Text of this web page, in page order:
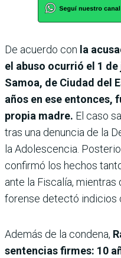
De acuerdo con la
el abuso ocurrió el 1
Samoa, de Ciudad del
años en ese entonces,
propia madre. El caso
tras una denuncia de la
la Adolescencia.
confirmó los hechos
ante la Fiscalía,
forense detectó indicios
Además de la condena,
sentencias firmes: 10